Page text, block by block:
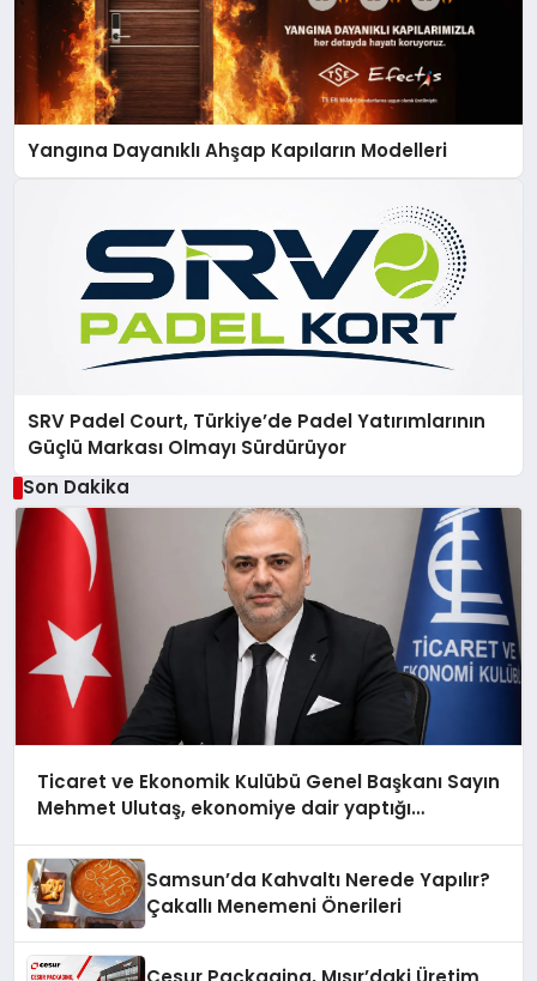
Yangına Dayanıklı Ahşap Kapıların Modelleri
SRV Padel Court, Türkiye’de Padel Yatırımlarının
Güçlü Markası Olmayı Sürdürüyor
Son Dakika
Ticaret ve Ekonomik Kulübü Genel Başkanı Sayın
Mehmet Ulutaş, ekonomiye dair yaptığı
Samsun’da Kahvaltı Nerede Yapılır?
Çakallı Menemeni Önerileri